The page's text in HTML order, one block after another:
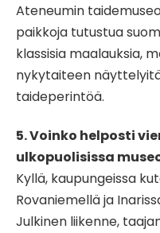
Ateneumin
paikkoja tutustua
klassisia maalauksia,
nykytaiteen
taideperintöä.
5. Voinko helposti
ulkopuolisissa
Kyllä, kaupungeissa
Rovaniemellä ja
Julkinen liikenne,